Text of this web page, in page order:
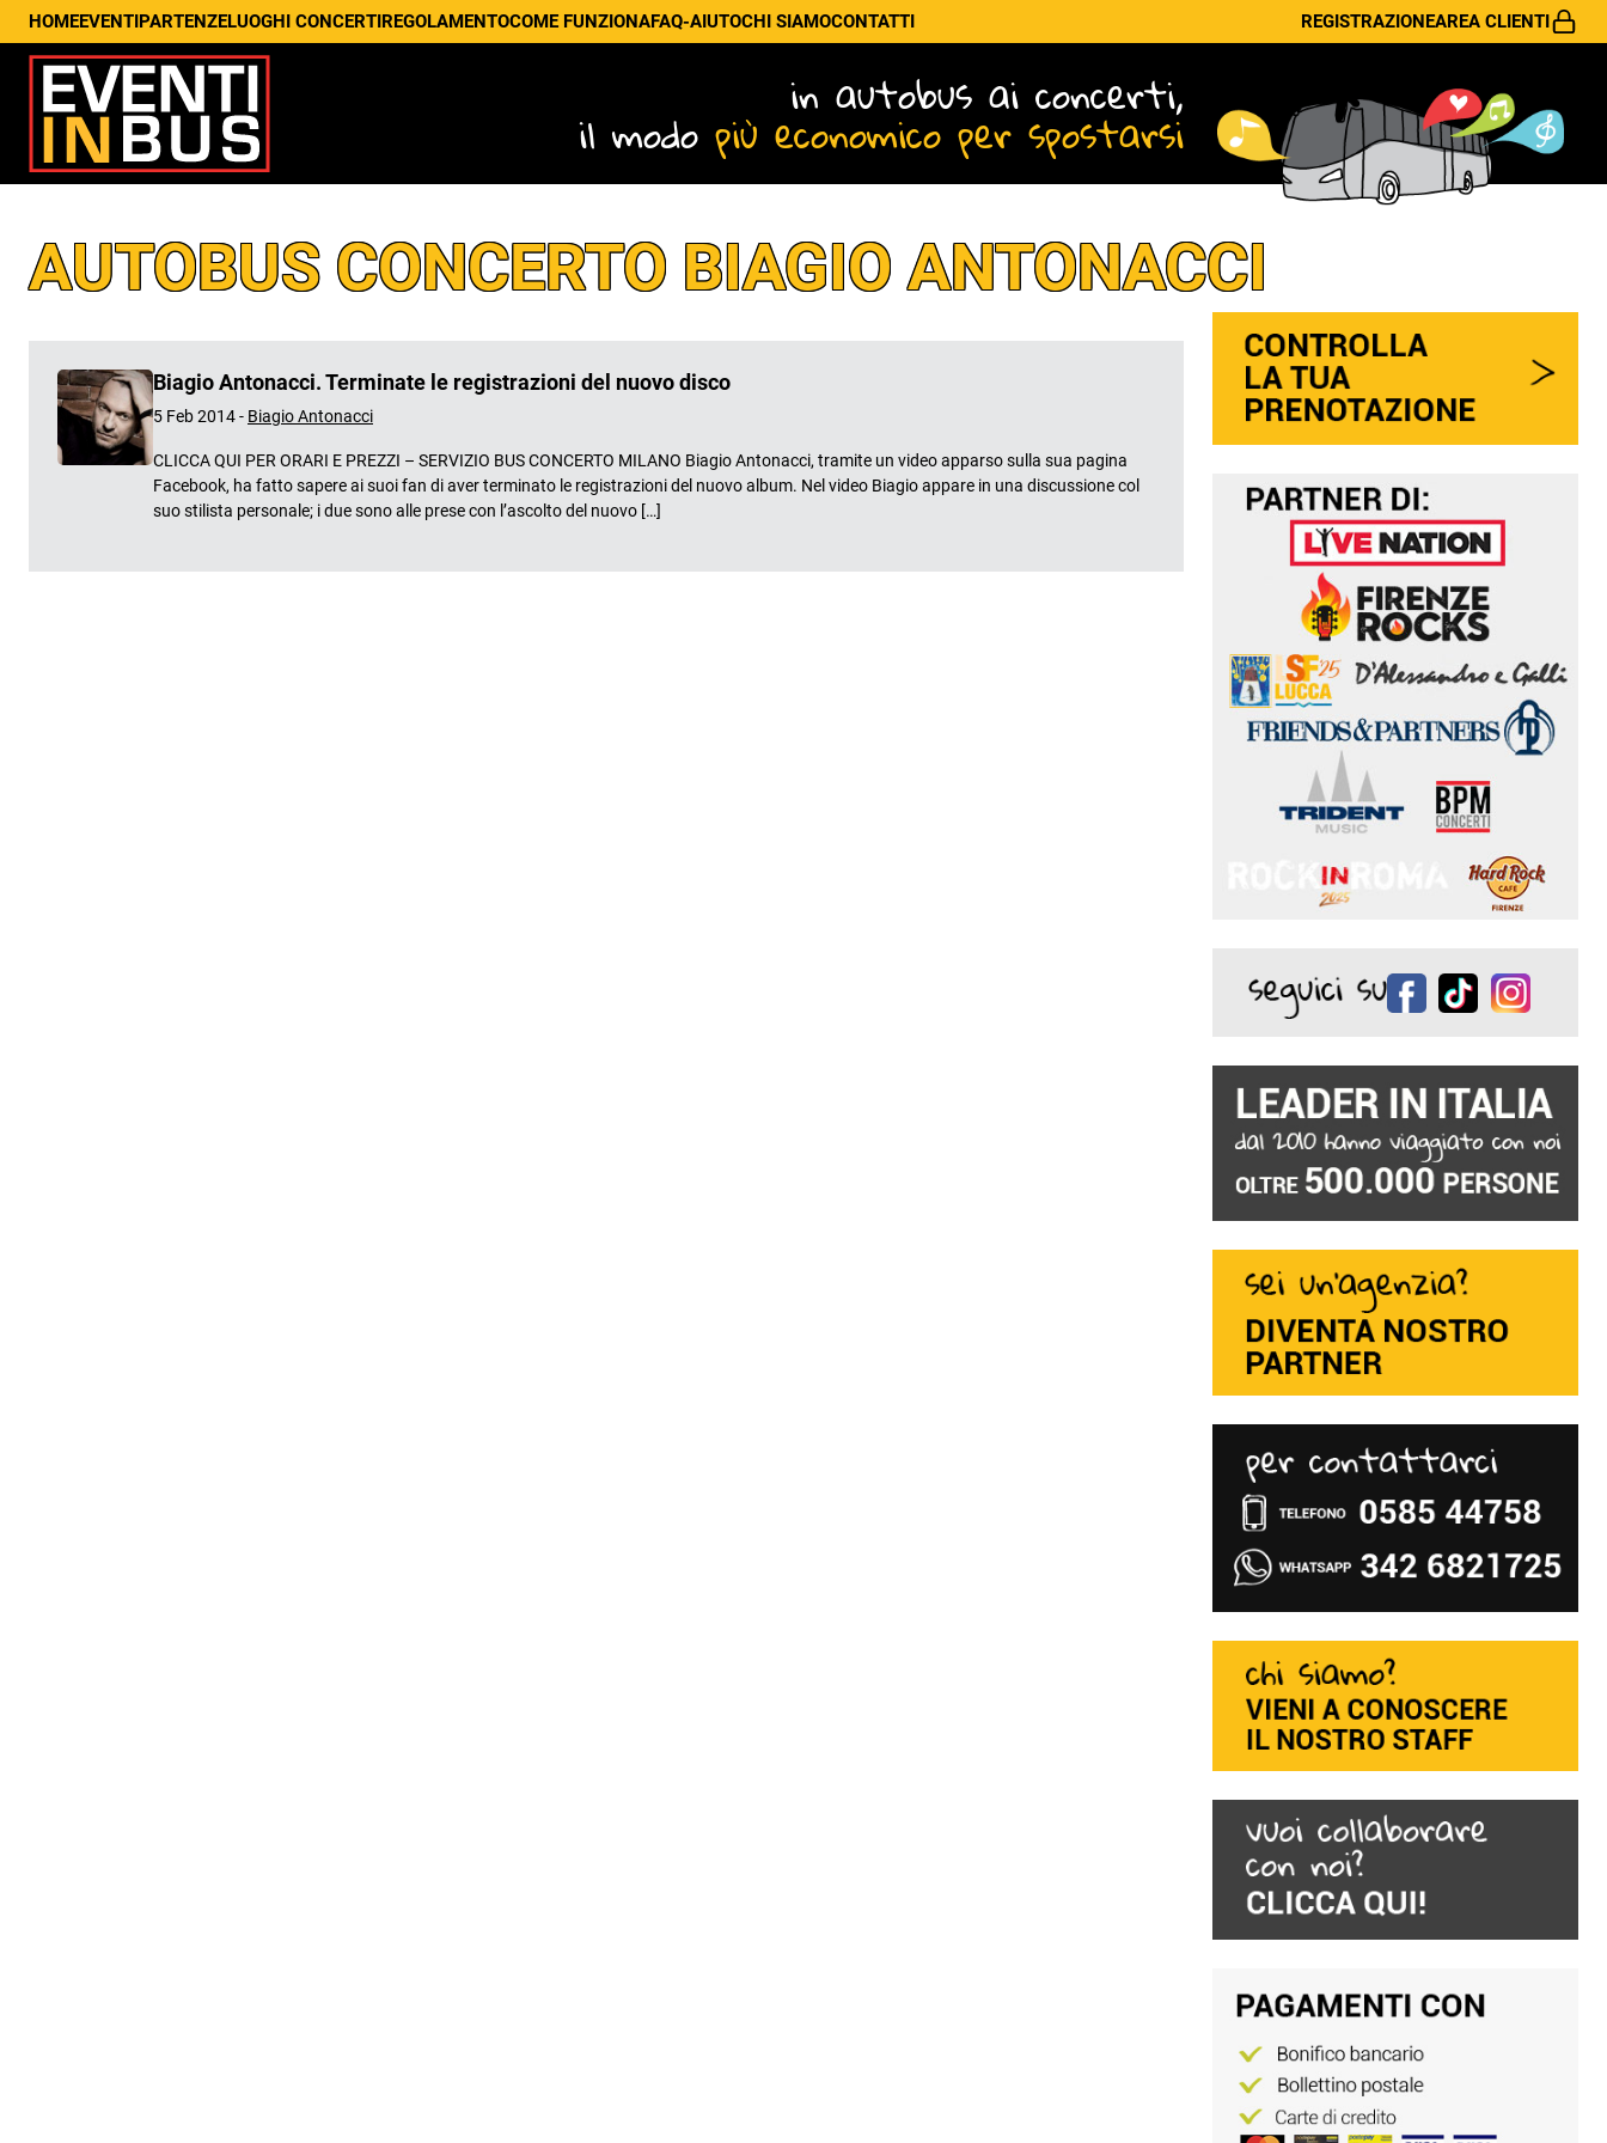
HOMEEVENTIPARTENZELUOGHI CONCERTIREGOLAMENTOCOME FUNZIONAFAQ-AIUTOCHI SIAMOCONTATTI REGISTRAZIONEAREA CLIENTI
in autobus ai concerti,
il modo più economico per spostarsi
AUTOBUS CONCERTO BIAGIO ANTONACCI
Biagio Antonacci. Terminate le registrazioni del nuovo disco
5 Feb 2014 - Biagio Antonacci
CLICCA QUI PER ORARI E PREZZI – SERVIZIO BUS CONCERTO MILANO Biagio Antonacci, tramite un video apparso sulla sua pagina
Facebook, ha fatto sapere ai suoi fan di aver terminato le registrazioni del nuovo album. Nel video Biagio appare in una discussione col
suo stilista personale; i due sono alle prese con l’ascolto del nuovo […]